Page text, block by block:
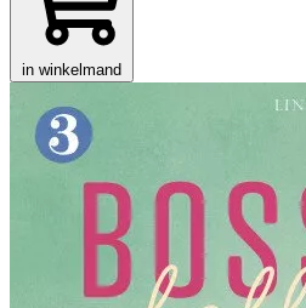
in winkelmand